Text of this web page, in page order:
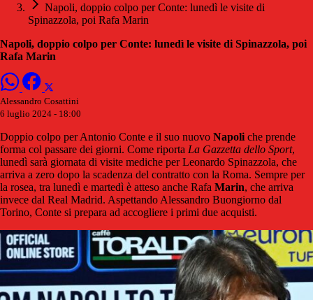
Napoli, doppio colpo per Conte: lunedì le visite di
Spinazzola, poi Rafa Marin
Napoli, doppio colpo per Conte: lunedì le visite di Spinazzola, poi
Rafa Marin
Alessandro Cosattini
6 luglio 2024 - 18:00
Doppio colpo per Antonio Conte e il suo nuovo Napoli che prende
forma col passare dei giorni. Come riporta La Gazzetta dello Sport,
lunedì sarà giornata di visite mediche per Leonardo Spinazzola, che
arriva a zero dopo la scadenza del contratto con la Roma. Sempre per
la rosea, tra lunedì e martedì è atteso anche Rafa Marin, che arriva
invece dal Real Madrid. Aspettando Alessandro Buongiorno dal
Torino, Conte si prepara ad accogliere i primi due acquisti.